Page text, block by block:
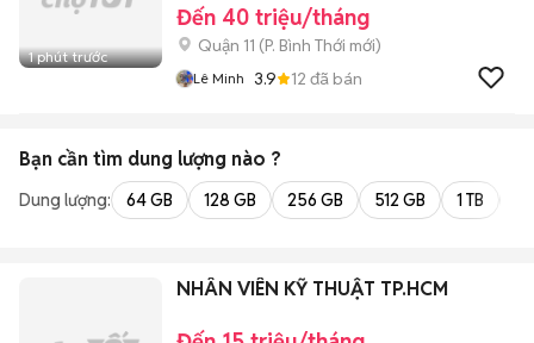
1 phút trước
Đến 40 triệu/tháng
Quận 11 (P. Bình Thới mới)
Lê Minh 3.9 12 đã bán
Bạn cần tìm dung lượng nào ?
Dung lượng: 64 GB 128 GB 256 GB 512 GB 1 TB
NHÂN VIÊN KỸ THUẬT TP.HCM